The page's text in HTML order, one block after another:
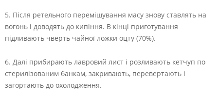
5. Після ретельного перемішування масу знову ставлять на
вогонь і доводять до кипіння. В кінці приготування
підливають чверть чайної ложки оцту (70%).
6. Далі прибирають лавровий лист і розливають кетчуп по
стерилізованим банкам, закривають, перевертають і
загортають до охолодження.